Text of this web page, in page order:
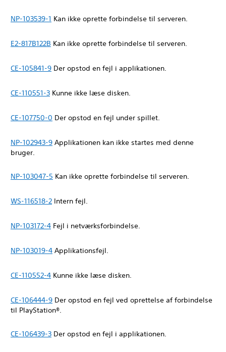
NP-103539-1 Kan ikke oprette forbindelse til serveren.
E2-817B122B Kan ikke oprette forbindelse til serveren.
CE-105841-9 Der opstod en fejl i applikationen.
CE-110551-3 Kunne ikke læse disken.
CE-107750-0 Der opstod en fejl under spillet.
NP-102943-9 Applikationen kan ikke startes med denne
bruger.
NP-103047-5 Kan ikke oprette forbindelse til serveren.
WS-116518-2 Intern fejl.
NP-103172-4 Fejl i netværksforbindelse.
NP-103019-4 Applikationsfejl.
CE-110552-4 Kunne ikke læse disken.
CE-106444-9 Der opstod en fejl ved oprettelse af forbindelse
til PlayStation®.
CE-106439-3 Der opstod en fejl i applikationen.